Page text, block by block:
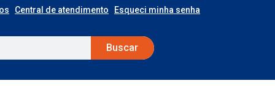
Central de atendimento Esqueci minha senha
Buscar